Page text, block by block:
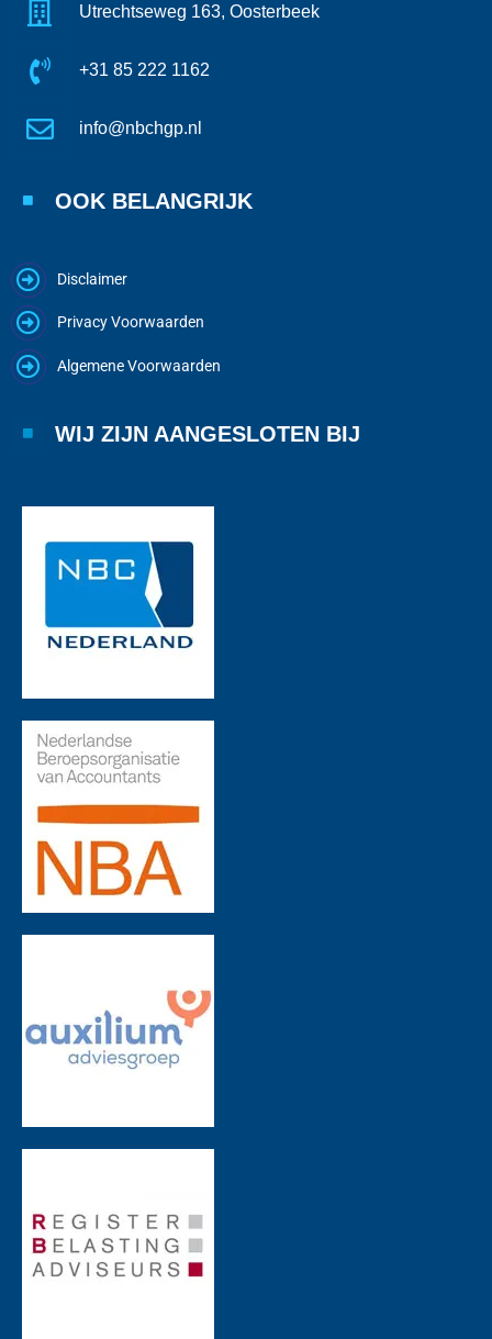
Utrechtseweg 163, Oosterbeek
+31 85 222 1162
info@nbchgp.nl
OOK BELANGRIJK
Disclaimer
Privacy Voorwaarden
Algemene Voorwaarden
WIJ ZIJN AANGESLOTEN BIJ